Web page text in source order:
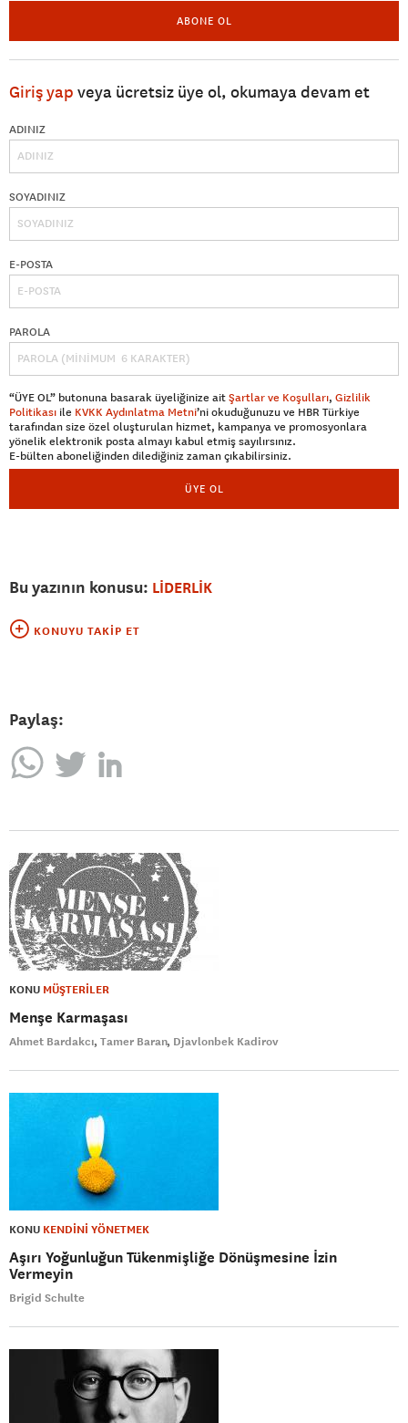
ABONE OL
Giriş yap veya ücretsiz üye ol, okumaya devam et
ADINIZ
SOYADINIZ
E-POSTA
PAROLA
“ÜYE OL” butonuna basarak üyeliğinize aitŞartlar ve Koşulları, Gizlilik
Politikası ile KVKK Aydınlatma Metni’ni okuduğunuzu ve HBR Türkiye
tarafından size özel oluşturulan hizmet, kampanya ve promosyonlara
yönelik elektronik posta almayı kabul etmiş sayılırsınız.
E-bülten aboneliğinden dilediğiniz zaman çıkabilirsiniz.
ÜYE OL
Bu yazının konusu: LİDERLİK
KONUYU TAKIP ET
Paylaş:
KONU MÜŞTERİLER
Menşe Karmaşası
Ahmet Bardakcı Tamer Baran Djavlonbek Kadirov
KONU KENDİNİ YÖNETMEK
Aşırı Yoğunluğun Tükenmişliğe Dönüşmesine İzin
Vermeyin
Brigid Schulte